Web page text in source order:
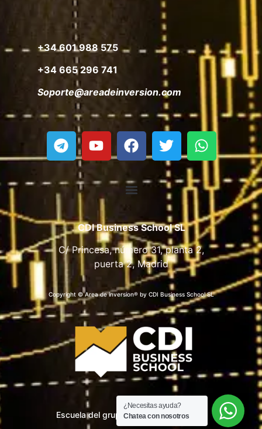
+34 601 988 575
+34 665 296 741
Soporte@areadeinversion.com
CDI Business School SL
C/ Princesa, número 31, planta 2,
puerta 2, Madrid
Copyright © Area de inversion® by CDI Business School SL
Escuela del grupo CDI Business School
¿Necesitas ayuda?
Chatea con nosotros